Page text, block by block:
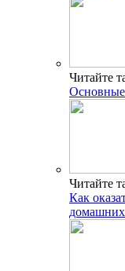
Читайте
Основные
Читайте
Как